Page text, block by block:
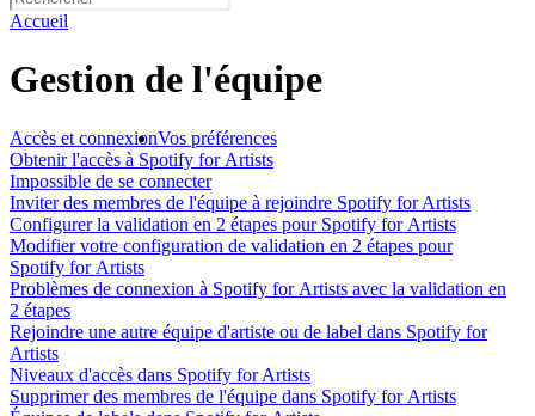
Accueil
Gestion de l'équipe
Accès et connexionVos préférences
Obtenir l'accès à Spotify for Artists
Impossible de se connecter
Inviter des membres de l'équipe à rejoindre Spotify for Artists
Configurer la validation en 2 étapes pour Spotify for Artists
Modifier votre configuration de validation en 2 étapes pour
Spotify for Artists
Problèmes de connexion à Spotify for Artists avec la validation en
2 étapes
Rejoindre une autre équipe d'artiste ou de label dans Spotify for
Artists
Niveaux d'accès dans Spotify for Artists
Supprimer des membres de l'équipe dans Spotify for Artists